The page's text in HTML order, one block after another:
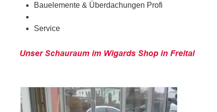
Bauelemente & Überdachungen Profi
Service